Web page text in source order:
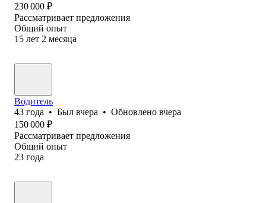
230 000 ₽
Рассматривает предложения
Общий опыт
15 лет 2 месяца
Водитель
43 года • Был вчера • Обновлено вчера
150 000 ₽
Рассматривает предложения
Общий опыт
23 года